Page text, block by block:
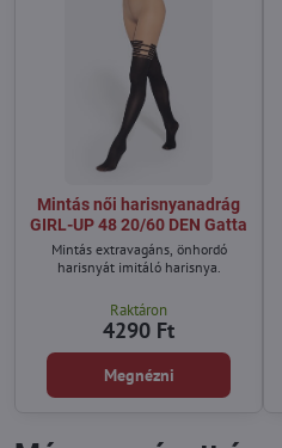
Mintás női harisnyanadrág
GIRL-UP 48 20/60 DEN Gatta
Mintás extravagáns, önhordó
harisnyát imitáló harisnya.
Raktáron
4290 Ft
Megnézni